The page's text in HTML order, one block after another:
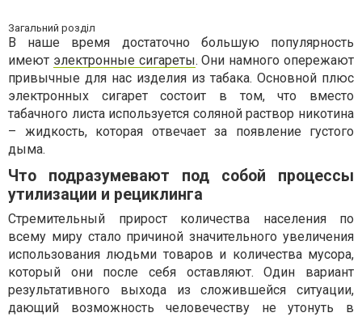
Загальний розділ
В наше время достаточно большую популярность
имеют электронные сигареты. Они намного опережают
привычные для нас изделия из табака. Основной плюс
электронных сигарет состоит в том, что вместо
табачного листа используется соляной раствор никотина
– жидкость, которая отвечает за появление густого
дыма.
Что подразумевают под собой процессы
утилизации и рециклинга
Стремительный прирост количества населения по
всему миру стало причиной значительного увеличения
использования людьми товаров и количества мусора,
который они после себя оставляют. Один вариант
результативного выхода из сложившейся ситуации,
дающий возможность человечеству не утонуть в